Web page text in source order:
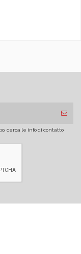
cerca le info di contatto